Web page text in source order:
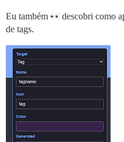
Eu também
descobri como
de tags.